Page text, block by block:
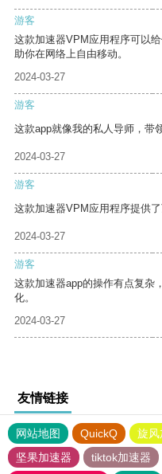
游客
这款加速器VPM应用程序可以
助你在网络上自由移动。
2024-03-27
游客
这款app就像我的私人导师，带
2024-03-27
游客
这款加速器VPM应用程序提供
2024-03-27
游客
这款加速器app的操作有点复杂
化。
2024-03-27
友情链接
网站地图 QuickQ 旋风
坚果加速器
tiktok加速器